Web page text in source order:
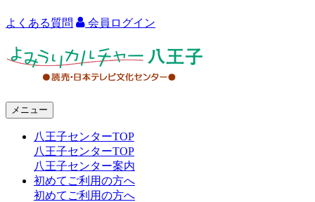
よくある質問 会員ログイン
メニュー
八王子センターTOP
八王子センターTOP
八王子センター案内
初めてご利用の方へ
初めてご利用の方へ